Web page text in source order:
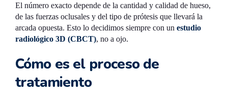
El número exacto depende de la cantidad y calidad de hueso,
de las fuerzas oclusales y del tipo de prótesis que llevará la
arcada opuesta. Esto lo decidimos siempre con un estudio
radiológico 3D (CBCT), no a ojo.
Cómo es el proceso de
tratamiento